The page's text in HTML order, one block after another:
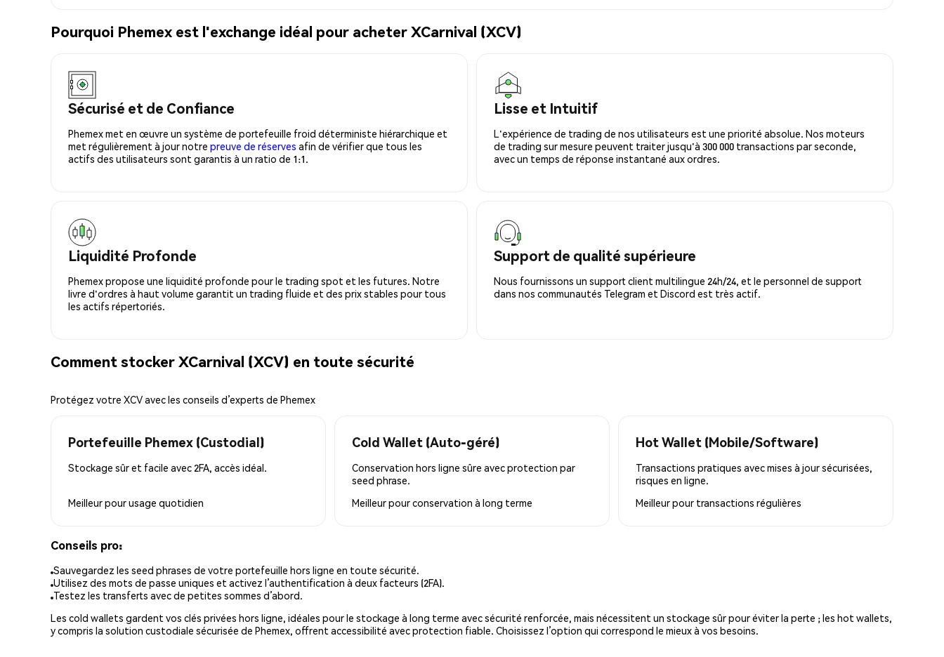
Pourquoi Phemex est l'exchange idéal pour acheter XCarnival (XCV)
Sécurisé et de Confiance
Phemex met en œuvre un système de portefeuille froid déterministe hiérarchique et
met régulièrement à jour notre preuve de réserves afin de vérifier que tous les
actifs des utilisateurs sont garantis à un ratio de 1:1.
Lisse et Intuitif
L'expérience de trading de nos utilisateurs est une priorité absolue. Nos moteurs
de trading sur mesure peuvent traiter jusqu'à 300 000 transactions par seconde,
avec un temps de réponse instantané aux ordres.
Liquidité Profonde
Phemex propose une liquidité profonde pour le trading spot et les futures. Notre
livre d'ordres à haut volume garantit un trading fluide et des prix stables pour tous
les actifs répertoriés.
Support de qualité supérieure
Nous fournissons un support client multilingue 24h/24, et le personnel de support
dans nos communautés Telegram et Discord est très actif.
Comment stocker XCarnival (XCV) en toute sécurité
Protégez votre XCV avec les conseils d’experts de Phemex
Portefeuille Phemex (Custodial)
Stockage sûr et facile avec 2FA, accès idéal.
Meilleur pourusage quotidien
Cold Wallet (Auto-géré)
Conservation hors ligne sûre avec protection par
seed phrase.
Meilleur pourconservation à long terme
Hot Wallet (Mobile/Software)
Transactions pratiques avec mises à jour sécurisées,
risques en ligne.
Meilleur pour transactions régulières
Conseils pro:
Sauvegardez les seed phrases de votre portefeuille hors ligne en toute sécurité.
Utilisez des mots de passe uniques et activez l’authentification à deux facteurs (2FA).
Testez les transferts avec de petites sommes d’abord.
Les cold wallets gardent vos clés privées hors ligne, idéales pour le stockage à long terme avec sécurité renforcée, mais nécessitent un stockage sûr pour éviter la perte ; les hot wallets,
y compris la solution custodiale sécurisée de Phemex, offrent accessibilité avec protection fiable. Choisissez l’option qui correspond le mieux à vos besoins.